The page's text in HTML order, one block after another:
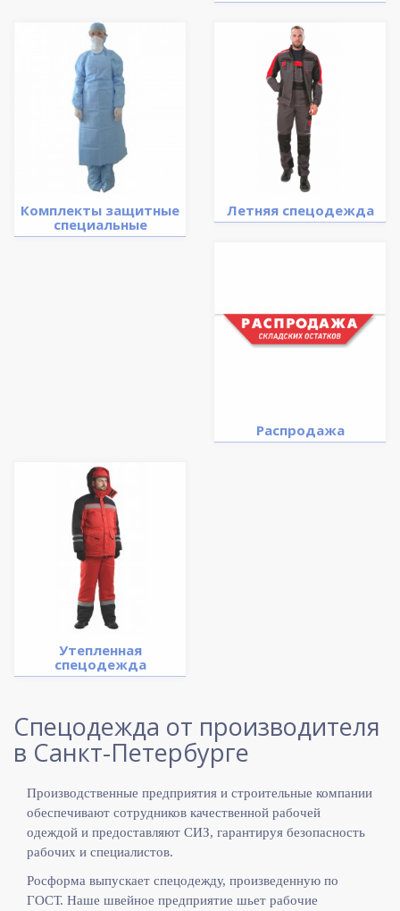
Комплекты защитные
специальные
Летняя спецодежда
Распродажа
Утепленная
спецодежда
Спецодежда от производителя
в Санкт-Петербурге
Производственные предприятия и строительные компании
обеспечивают сотрудников качественной рабочей
одеждой и предоставляют СИЗ, гарантируя безопасность
рабочих и специалистов.
Росформа выпускает спецодежду, произведенную по
ГОСТ. Наше швейное предприятие шьет рабочие